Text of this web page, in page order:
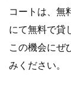
コートは、無
にて無料で貸
この機会にぜ
みください。